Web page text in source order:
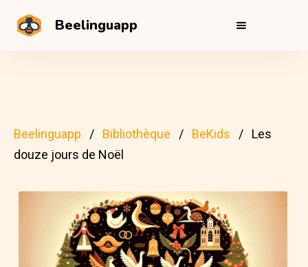
Beelinguapp
Beelinguapp Bibliothèque BeKids
Les
douze jours de Noël